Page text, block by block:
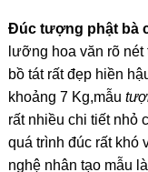
Đúc tượng phật bà
lưỡng hoa văn rõ
bồ tát rất đẹp hiền
khoảng 7 Kg,mẫu
rất nhiều chi tiết nhỏ
quá trình đúc rất khó
nghệ nhân tạo mẫu